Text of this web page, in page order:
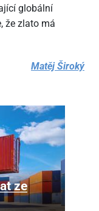
ze
globální
že zlato má
Matěj Široký